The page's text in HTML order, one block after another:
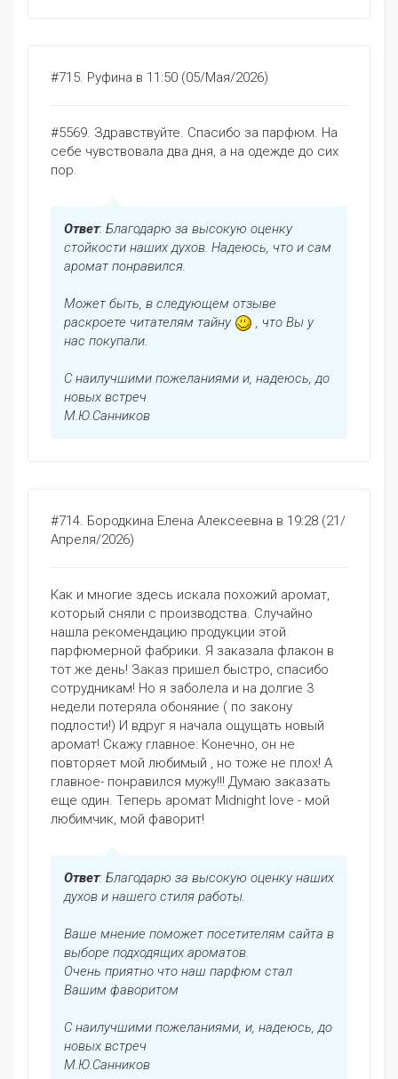
#715. Руфина в 11:50 (05/Мая/2026)
#5569. Здравствуйте. Спасибо за парфюм. На
себе чувствовала два дня, а на одежде до сих
пор.
Ответ: Благодарю за высокую оценку
стойкости наших духов. Надеюсь, что и сам
аромат понравился.
Может быть, в следующем отзыве
раскроете читателям тайну
, что Вы у
нас покупали.
С наилучшими пожеланиями и, надеюсь, до
новых встреч
М.Ю.Санников
#714. Бородкина Елена Алексеевна в 19:28 (21/
Апреля/2026)
Как и многие здесь искала похожий аромат,
который сняли с производства. Случайно
нашла рекомендацию продукции этой
парфюмерной фабрики. Я заказала флакон в
тот же день! Заказ пришел быстро, спасибо
сотрудникам! Но я заболела и на долгие 3
недели потеряла обоняние ( по закону
подлости!) И вдруг я начала ощущать новый
аромат! Скажу главное: Конечно, он не
повторяет мой любимый , но тоже не плох! А
главное- понравился мужу!!! Думаю заказать
еще один. Теперь аромат Midnight love - мой
любимчик, мой фаворит!
Ответ: Благодарю за высокую оценку наших
духов и нашего стиля работы.
Ваше мнение поможет посетителям сайта в
выборе подходящих ароматов.
Очень приятно что наш парфюм стал
Вашим фаворитом
С наилучшими пожеланиями, и, надеюсь, до
новых встреч
М.Ю.Санников